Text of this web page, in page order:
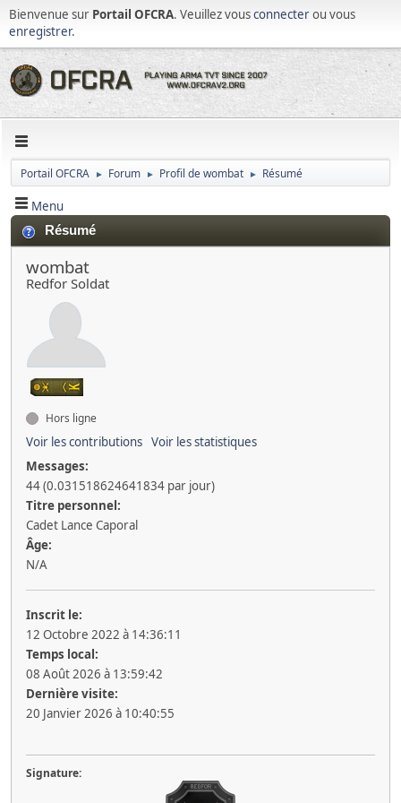
Bienvenue sur Portail OFCRA. Veuillez vousconnecterou vous
enregistrer.
Portail OFCRA ► Forum ► Profil de wombat ► Résumé
Menu
Résumé
wombat
Redfor Soldat
Hors ligne
Voir les contributions Voir les statistiques
Messages:
44 (0.031518624641834 par jour)
Titre personnel:
Cadet Lance Caporal
Âge:
N/A
Inscrit le:
12 Octobre 2022 à 14:36:11
Temps local:
08 Août 2026 à 13:59:42
Dernière visite:
20 Janvier 2026 à 10:40:55
Signature: